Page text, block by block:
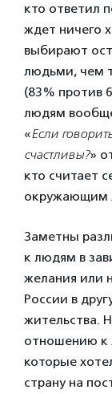
кто ответил
ждет ничего
выбирают
людьми, чем
(83% против
людям
«Если
счастливы?»
кто считает
окружающим
Заметны
к людям в
желания или
России в
жительства.
отношению к
которые
страну на